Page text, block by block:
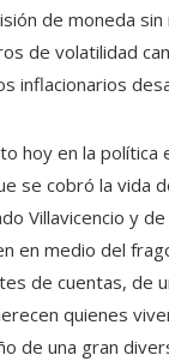
de moneda
de volatilidad
inflacionarios
hoy en la política
se cobró la vida
Villavicencio y
en medio del
de cuentas, de
quienes
de una gran